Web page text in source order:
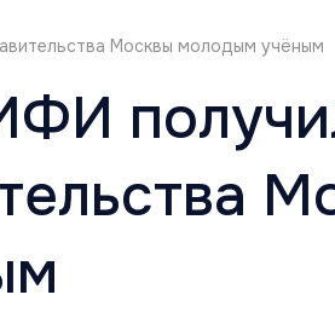
Москвы молодым учёным